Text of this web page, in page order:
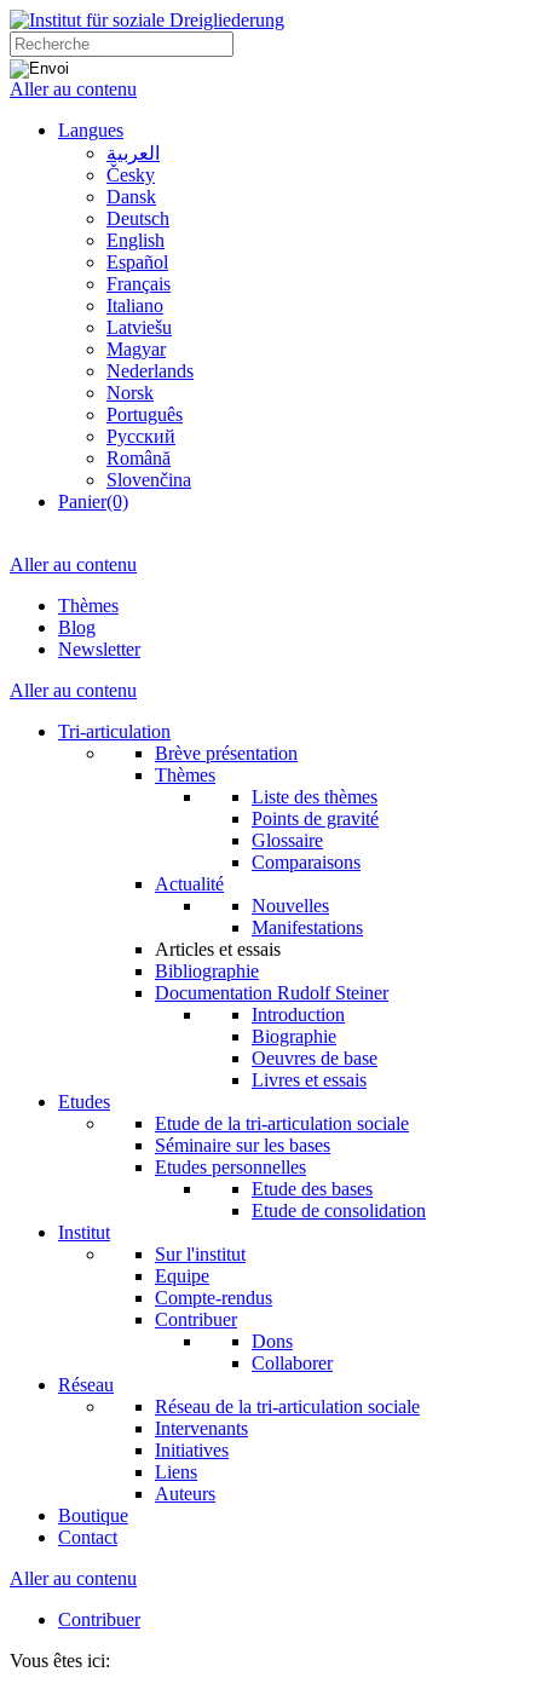
Aller au contenu
Langues
العربية
Česky
Dansk
Deutsch
English
Español
Français
Italiano
Latviešu
Magyar
Nederlands
Norsk
Português
Русский
Română
Slovenčina
Panier(0)
Aller au contenu
Thèmes
Blog
Newsletter
Aller au contenu
Tri-articulation
Brève présentation
Thèmes
Liste des thèmes
Points de gravité
Glossaire
Comparaisons
Actualité
Nouvelles
Manifestations
Articles et essais
Bibliographie
Documentation Rudolf Steiner
Introduction
Biographie
Oeuvres de base
Livres et essais
Etudes
Etude de la tri-articulation sociale
Séminaire sur les bases
Etudes personnelles
Etude des bases
Etude de consolidation
Institut
Sur l'institut
Equipe
Compte-rendus
Contribuer
Dons
Collaborer
Réseau
Réseau de la tri-articulation sociale
Intervenants
Initiatives
Liens
Auteurs
Boutique
Contact
Aller au contenu
Contribuer
Vous êtes ici: